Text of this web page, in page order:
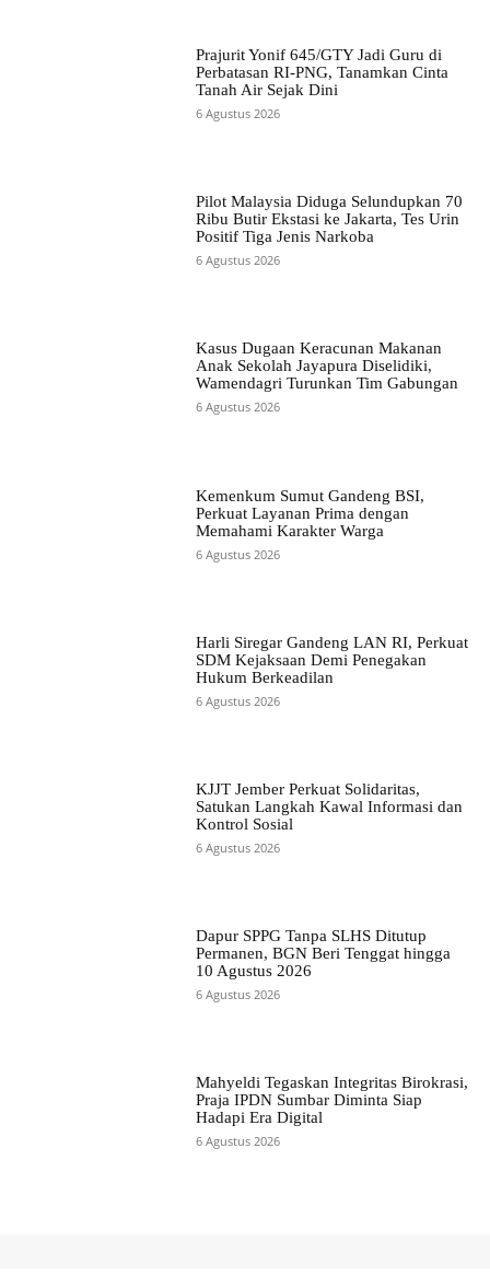
Prajurit Yonif 645/GTY Jadi Guru di
Perbatasan RI-PNG, Tanamkan Cinta
Tanah Air Sejak Dini
6 Agustus 2026
Pilot Malaysia Diduga Selundupkan 70
Ribu Butir Ekstasi ke Jakarta, Tes Urin
Positif Tiga Jenis Narkoba
6 Agustus 2026
Kasus Dugaan Keracunan Makanan
Anak Sekolah Jayapura Diselidiki,
Wamendagri Turunkan Tim Gabungan
6 Agustus 2026
Kemenkum Sumut Gandeng BSI,
Perkuat Layanan Prima dengan
Memahami Karakter Warga
6 Agustus 2026
Harli Siregar Gandeng LAN RI, Perkuat
SDM Kejaksaan Demi Penegakan
Hukum Berkeadilan
6 Agustus 2026
KJJT Jember Perkuat Solidaritas,
Satukan Langkah Kawal Informasi dan
Kontrol Sosial
6 Agustus 2026
Dapur SPPG Tanpa SLHS Ditutup
Permanen, BGN Beri Tenggat hingga
10 Agustus 2026
6 Agustus 2026
Mahyeldi Tegaskan Integritas Birokrasi,
Praja IPDN Sumbar Diminta Siap
Hadapi Era Digital
6 Agustus 2026